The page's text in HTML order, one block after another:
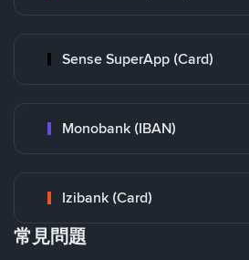
Sense SuperApp (Card)
Monobank (IBAN)
Izibank (Card)
常見問題